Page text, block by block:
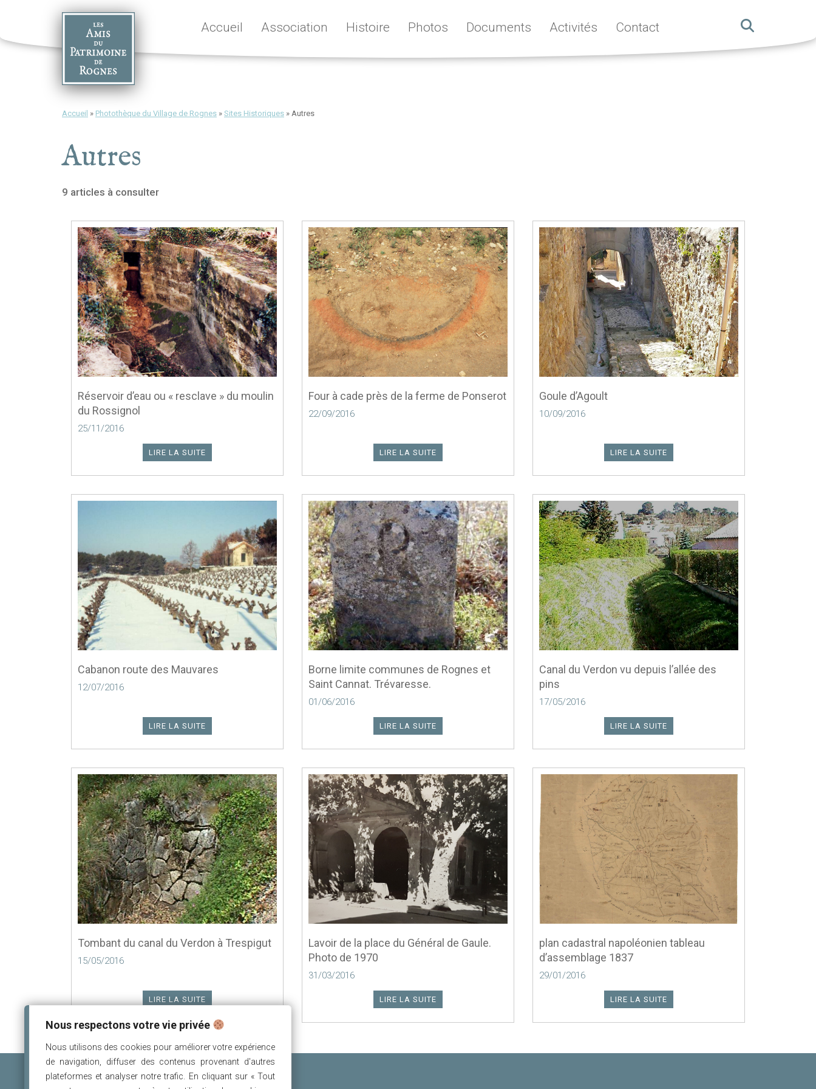
Nous respectons votre vie privée
Nous utilisons des cookies pour améliorer votre expérience
de navigation, diffuser des contenus provenant d'autres
plateformes et analyser notre trafic. En cliquant sur « Tout
content
Accueil Association Histoire Photos Documents Activités Contact
Accueil » Photothèque du Village de Rognes » Sites Historiques » Autres
Autres
9 articles à consulter
Réservoir d’eau ou « resclave » du moulin
du Rossignol
25/11/2016
LIRE LA SUITE
Four à cade près de la ferme de Ponserot
22/09/2016
LIRE LA SUITE
Goule d’Agoult
10/09/2016
LIRE LA SUITE
Cabanon route des Mauvares
12/07/2016
LIRE LA SUITE
Borne limite communes de Rognes et
Saint Cannat. Trévaresse.
01/06/2016
LIRE LA SUITE
Canal du Verdon vu depuis l’allée des
pins
17/05/2016
LIRE LA SUITE
Tombant du canal du Verdon à Trespigut
15/05/2016
LIRE LA SUITE
Lavoir de la place du Général de Gaule.
Photo de 1970
31/03/2016
LIRE LA SUITE
plan cadastral napoléonien tableau
d’assemblage 1837
29/01/2016
LIRE LA SUITE